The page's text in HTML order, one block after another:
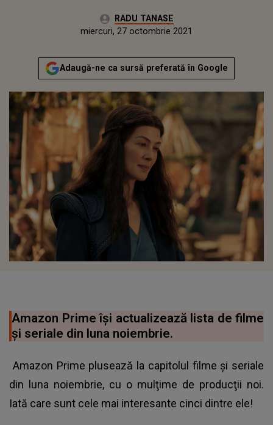
Autor:RADU TANASE
miercuri, 27 octombrie 2021
Actualizat:
miercuri, 27 octombrie 2021
Adaugă-ne ca sursă preferată în Google
Amazon Prime îşi actualizează lista de filme
şi seriale din luna noiembrie.
Amazon Prime plusează la capitolul filme şi seriale
din luna noiembrie, cu o mulţime de producţii noi.
Iată care sunt cele mai interesante cinci dintre ele!